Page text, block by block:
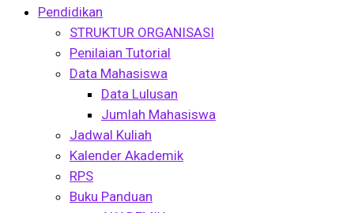
Pendidikan
STRUKTUR ORGANISASI
Penilaian Tutorial
Data Mahasiswa
Data Lulusan
Jumlah Mahasiswa
Jadwal Kuliah
Kalender Akademik
RPS
Buku Panduan